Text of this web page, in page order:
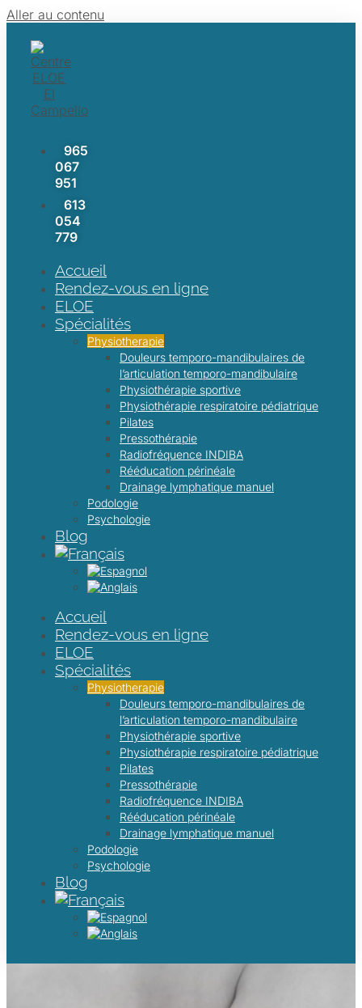
Aller au contenu
965
067
951
613
054
779
Accueil
Rendez-vous en ligne
ELOE
Spécialités
Physiotherapie
Douleurs temporo-mandibulaires de
l’articulation temporo-mandibulaire
Physiothérapie sportive
Physiothérapie respiratoire pédiatrique
Pilates
Pressothérapie
Radiofréquence INDIBA
Rééducation périnéale
Drainage lymphatique manuel
Podologie
Psychologie
Blog
Accueil
Rendez-vous en ligne
ELOE
Spécialités
Physiotherapie
Douleurs temporo-mandibulaires de
l’articulation temporo-mandibulaire
Physiothérapie sportive
Physiothérapie respiratoire pédiatrique
Pilates
Pressothérapie
Radiofréquence INDIBA
Rééducation périnéale
Drainage lymphatique manuel
Podologie
Psychologie
Blog